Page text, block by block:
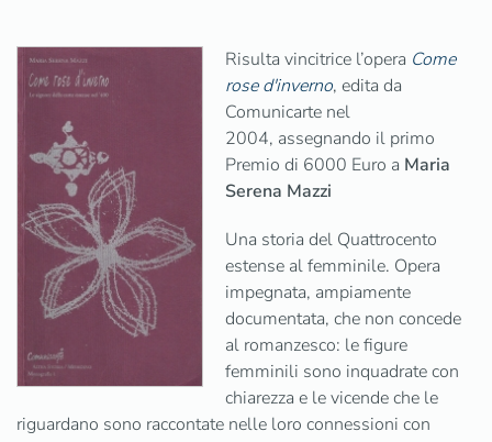
Risulta vincitrice l’opera Come
rose d'inverno, edita da
Comunicarte nel
2004, assegnando il primo
Premio di 6000 Euro a Maria
Serena Mazzi
Una storia del Quattrocento
estense al femminile. Opera
impegnata, ampiamente
documentata, che non concede
al romanzesco: le figure
femminili sono inquadrate con
chiarezza e le vicende che le
riguardano sono raccontate nelle loro connessioni con